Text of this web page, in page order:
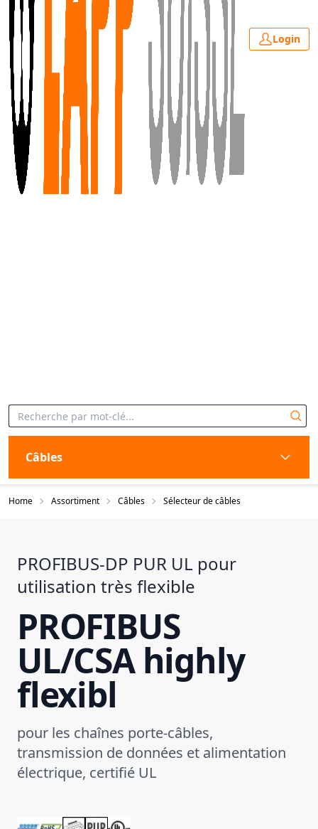
Login
Câbles
Home Assortiment Câbles Sélecteur de câbles
PROFIBUS-DP PUR UL pour
utilisation très flexible
PROFIBUS
UL/CSA highly
flexibl
pour les chaînes porte-câbles,
transmission de données et alimentation
électrique, certifié UL